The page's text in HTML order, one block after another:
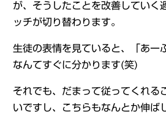
が、そうしたことを改善していく
ッチが切り替わります。
生徒の表情を見ていると、「あー
なんてすぐに分かります(笑)
それでも、だまって従ってくれる
いですし、こちらもなんとか伸ば